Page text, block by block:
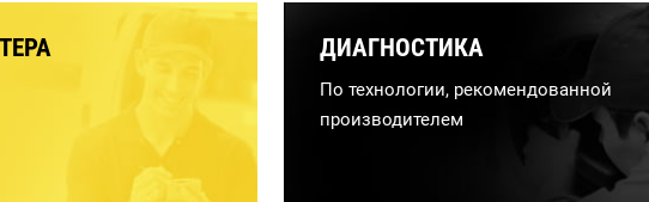
ДИАГНОСТИКА
По технологии, рекомендованной
производителем